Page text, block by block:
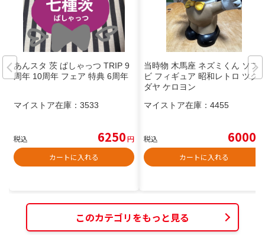
あんスタ 茨 ぱしゃっつ TRIP 9
周年 10周年 フェア 特典 6周年
マイストア在庫： 3533
税込 6250円
カートに入れる
当時物 木馬座 ネズミくん ソフ
ビ フィギュア 昭和レトロ ツク
ダヤ ケロヨン
マイストア在庫： 4455
税込 6000
カートに入れる
このカテゴリをもっと見る